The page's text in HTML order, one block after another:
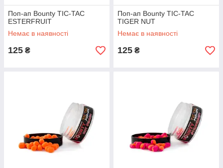
Поп-ап Bounty TIC-TAC
ESTERFRUIT
Немає в наявності
125 ₴
Поп-ап Bounty TIC-TAC
TIGER NUT
Немає в наявності
125 ₴